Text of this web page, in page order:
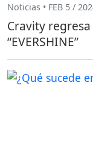
Noticias • FEB 5 /
Cravity
“EVERSHINE”